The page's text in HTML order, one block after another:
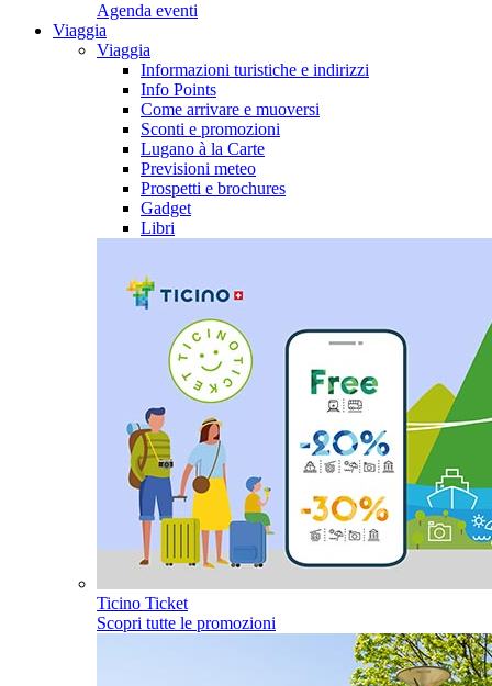
Agenda eventi
Viaggia
Viaggia
Informazioni turistiche e indirizzi
Info Points
Come arrivare e muoversi
Sconti e promozioni
Lugano à la Carte
Previsioni meteo
Prospetti e brochures
Gadget
Libri
Ticino Ticket
Scopri tutte le promozioni